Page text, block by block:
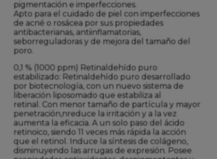
pigmentación e imperfecciones.
Apto para el cuidado de piel con imperfecciones
de acné o rosácea por sus propiedades
antibacterianas, antiinflamatorias,
seborreguladoras y de mejora del tamaño del
poro.
0,1 % (1000 ppm) Retinaldehído puro
estabilizado: Retinaldehído puro desarrollado
por biotecnología, con un nuevo sistema de
liberación liposomado que estabiliza al
retinal. Con menor tamaño de partícula y mayor
penetración,nreduce la irritación y a la vez
aumenta la eficacia. A un solo paso del ácido
retinoico, siendo 11 veces más rápida la acción
que el retinol. Induce la síntesis de colágeno,
disminuyendo las arrugas de expresión. Posee